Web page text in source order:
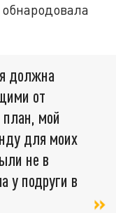
должна
от
мой
для моих
не в
у подруги в